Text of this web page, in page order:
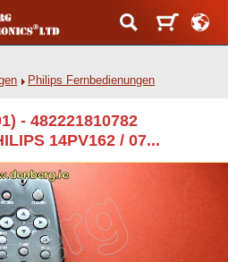
Philips Fernbedienungen
- 482221810782
14PV162 / 07...